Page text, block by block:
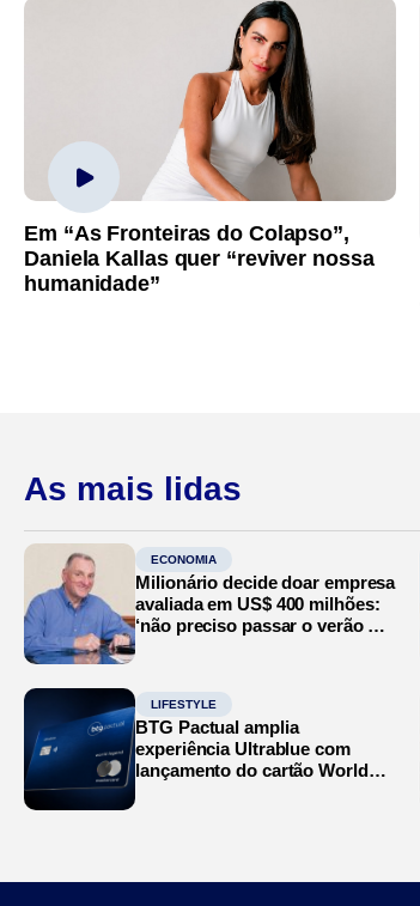
Em “As Fronteiras do Colapso”,
Daniela Kallas quer “reviver nossa
humanidade”
As mais lidas
ECONOMIA
Milionário decide doar empresa
avaliada em US$ 400 milhões:
‘não preciso passar o verão no
LIFESTYLE
BTG Pactual amplia
experiência Ultrablue com
lançamento do cartão World